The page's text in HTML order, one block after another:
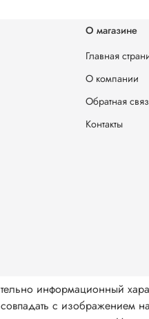
О магазине
Главная
О компании
Обратная
Контакты
информационный
с изображением на